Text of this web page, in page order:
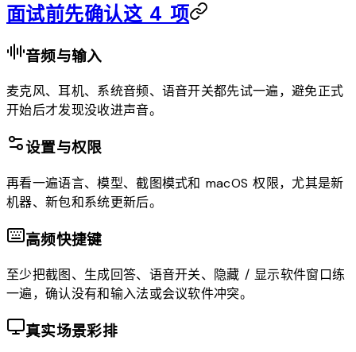
面试前先确认这 4 项
音频与输入
麦克风、耳机、系统音频、语音开关都先试一遍，避免正式
开始后才发现没收进声音。
设置与权限
再看一遍语言、模型、截图模式和 macOS 权限，尤其是新
机器、新包和系统更新后。
高频快捷键
至少把截图、生成回答、语音开关、隐藏 / 显示软件窗口练
一遍，确认没有和输入法或会议软件冲突。
真实场景彩排